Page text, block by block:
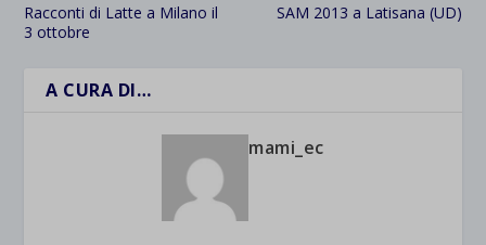
Racconti di Latte a Milano il
3 ottobre
SAM 2013 a Latisana (UD)
A CURA DI…
mami_ec